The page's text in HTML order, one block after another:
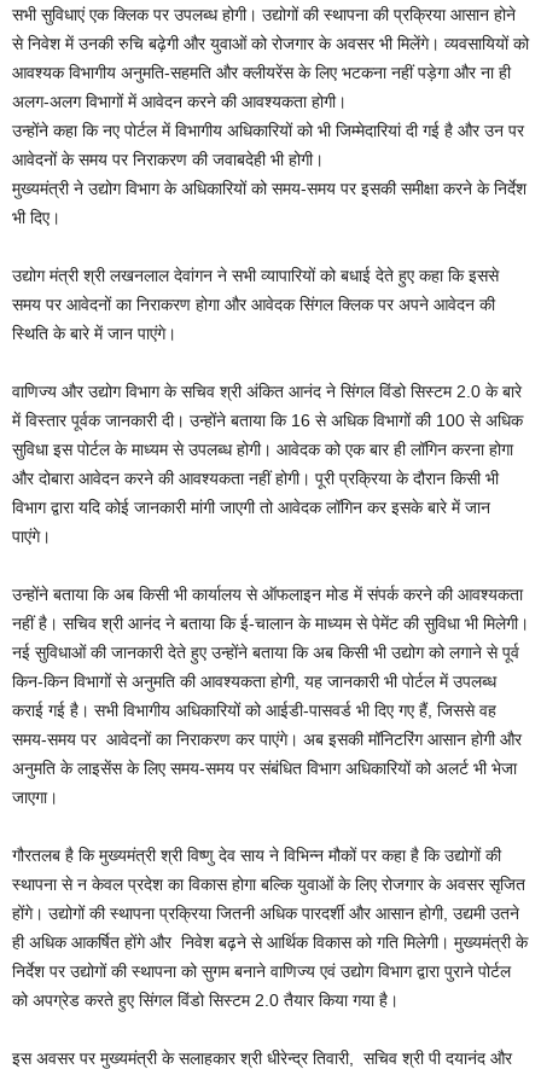
सभी सुविधाएं एक क्लिक पर उपलब्ध होगी। उद्योगों की स्थापना की प्रक्रिया आसान होने
से निवेश में उनकी रुचि बढ़ेगी और युवाओं को रोजगार के अवसर भी मिलेंगे। व्यवसायियों को
आवश्यक विभागीय अनुमति-सहमति और क्लीयरेंस के लिए भटकना नहीं पड़ेगा और ना ही
अलग-अलग विभागों में आवेदन करने की आवश्यकता होगी।
उन्होंने कहा कि नए पोर्टल में विभागीय अधिकारियों को भी जिम्मेदारियां दी गई है और उन पर
आवेदनों के समय पर निराकरण की जवाबदेही भी होगी।
मुख्यमंत्री ने उद्योग विभाग के अधिकारियों को समय-समय पर इसकी समीक्षा करने के निर्देश
भी दिए।
उद्योग मंत्री श्री लखनलाल देवांगन ने सभी व्यापारियों को बधाई देते हुए कहा कि इससे
समय पर आवेदनों का निराकरण होगा और आवेदक सिंगल क्लिक पर अपने आवेदन की
स्थिति के बारे में जान पाएंगे।
वाणिज्य और उद्योग विभाग के सचिव श्री अंकित आनंद ने सिंगल विंडो सिस्टम 2.0 के बारे
में विस्तार पूर्वक जानकारी दी। उन्होंने बताया कि 16 से अधिक विभागों की 100 से अधिक
सुविधा इस पोर्टल के माध्यम से उपलब्ध होगी। आवेदक को एक बार ही लॉगिन करना होगा
और दोबारा आवेदन करने की आवश्यकता नहीं होगी। पूरी प्रक्रिया के दौरान किसी भी
विभाग द्वारा यदि कोई जानकारी मांगी जाएगी तो आवेदक लॉगिन कर इसके बारे में जान
पाएंगे।
उन्होंने बताया कि अब किसी भी कार्यालय से ऑफलाइन मोड में संपर्क करने की आवश्यकता
नहीं है। सचिव श्री आनंद ने बताया कि ई-चालान के माध्यम से पेमेंट की सुविधा भी मिलेगी।
नई सुविधाओं की जानकारी देते हुए उन्होंने बताया कि अब किसी भी उद्योग को लगाने से पूर्व
किन-किन विभागों से अनुमति की आवश्यकता होगी, यह जानकारी भी पोर्टल में उपलब्ध
कराई गई है। सभी विभागीय अधिकारियों को आईडी-पासवर्ड भी दिए गए हैं, जिससे वह
समय-समय पर आवेदनों का निराकरण कर पाएंगे। अब इसकी मॉनिटरिंग आसान होगी और
अनुमति के लाइसेंस के लिए समय-समय पर संबंधित विभाग अधिकारियों को अलर्ट भी भेजा
जाएगा।
गौरतलब है कि मुख्यमंत्री श्री विष्णु देव साय ने विभिन्न मौकों पर कहा है कि उद्योगों की
स्थापना से न केवल प्रदेश का विकास होगा बल्कि युवाओं के लिए रोजगार के अवसर सृजित
होंगे। उद्योगों की स्थापना प्रक्रिया जितनी अधिक पारदर्शी और आसान होगी, उद्यमी उतने
ही अधिक आकर्षित होंगे और निवेश बढ़ने से आर्थिक विकास को गति मिलेगी। मुख्यमंत्री के
निर्देश पर उद्योगों की स्थापना को सुगम बनाने वाणिज्य एवं उद्योग विभाग द्वारा पुराने पोर्टल
को अपग्रेड करते हुए सिंगल विंडो सिस्टम 2.0 तैयार किया गया है।
इस अवसर पर मुख्यमंत्री के सलाहकार श्री धीरेन्द्र तिवारी, सचिव श्री पी दयानंद और